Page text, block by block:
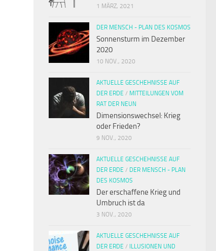
1 MÄRZ, 2021
DER MENSCH - PLAN DES KOSMOS
Sonnensturm im Dezember
2020
10 NOV., 2020
AKTUELLE GESCHEHNISSE AUF
DER ERDE / MITTEILUNGEN VOM
RAT DER NEUN
Dimensionswechsel: Krieg
oder Frieden?
9 NOV., 2020
AKTUELLE GESCHEHNISSE AUF
DER ERDE / DER MENSCH - PLAN
DES KOSMOS
Der erschaffene Krieg und
Umbruch ist da
3 NOV., 2020
AKTUELLE GESCHEHNISSE AUF
DER ERDE /
ILLUSIONEN UND